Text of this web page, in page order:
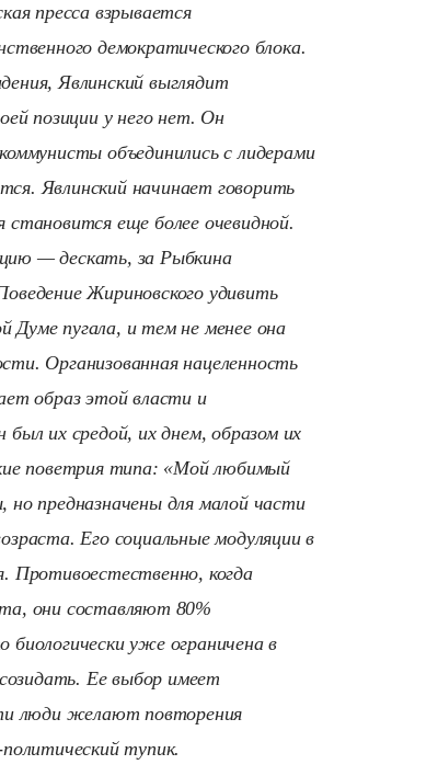
пресса взрывается
демократического блока.
Явлинский выглядит
позиции у него нет. Он
объединились с лидерами
Явлинский начинает говорить
еще более очевидной.
— дескать, за Рыбкина
Жириновского удивить
пугала, и тем не менее она
Организованная нацеленность
образ этой власти и
их средой, их днем, образом их
поветрия типа: «Мой любимый
предназначены для малой части
Его социальные модуляции в
Противоестественно, когда
они составляют 80%
уже ограничена в
Ее выбор имеет
люди желают повторения
тупик.